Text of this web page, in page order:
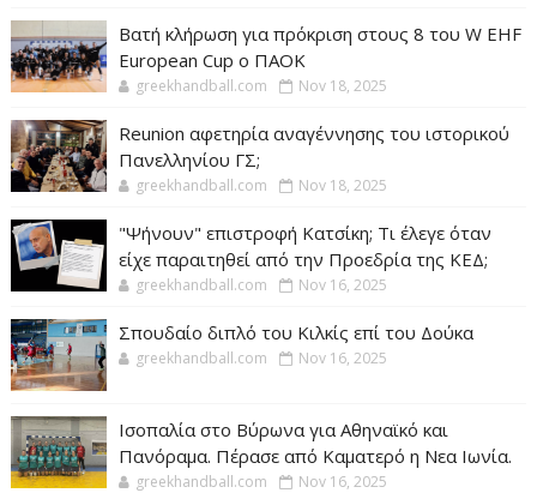
Βατή κλήρωση για πρόκριση στους 8 του W EHF
European Cup ο ΠΑΟΚ
greekhandball.com Nov 18, 2025
Reunion αφετηρία αναγέννησης του ιστορικού
Πανελληνίου ΓΣ;
greekhandball.com Nov 18, 2025
"Ψήνουν" επιστροφή Κατσίκη; Τι έλεγε όταν
είχε παραιτηθεί από την Προεδρία της ΚΕΔ;
greekhandball.com Nov 16, 2025
Σπουδαίο διπλό του Κιλκίς επί του Δούκα
greekhandball.com Nov 16, 2025
Ισοπαλία στο Βύρωνα για Αθηναϊκό και
Πανόραμα. Πέρασε από Καματερό η Νεα Ιωνία.
greekhandball.com Nov 16, 2025